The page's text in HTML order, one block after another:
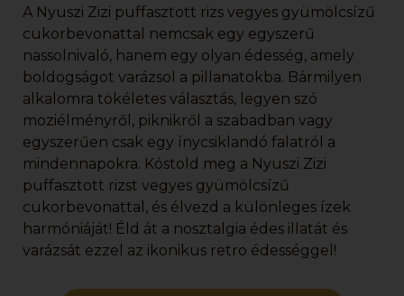
A Nyuszi Zizi puffasztott rizs vegyes gyümölcsízű
cukorbevonattal nemcsak egy egyszerű
nassolnivaló, hanem egy olyan édesség, amely
boldogságot varázsol a pillanatokba. Bármilyen
alkalomra tökéletes választás, legyen szó
moziélményről, piknikről a szabadban vagy
egyszerűen csak egy ínycsiklandó falatról a
mindennapokra. Kóstold meg a Nyuszi Zizi
puffasztott rizst vegyes gyümölcsízű
cukorbevonattal, és élvezd a különleges ízek
harmóniáját! Éld át a nosztalgia édes illatát és
varázsát ezzel az ikonikus retro édességgel!